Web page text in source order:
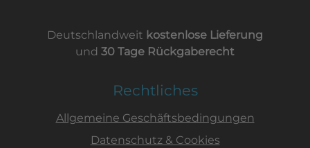
Deutschlandweit kostenlose Lieferung
und 30 Tage Rückgaberecht
Rechtliches
Allgemeine Geschäftsbedingungen
Datenschutz & Cookies